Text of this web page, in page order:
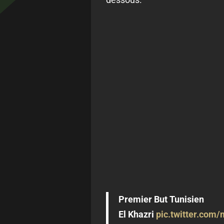
Premier But Tunisien
El Khazri pic.twitter.com/